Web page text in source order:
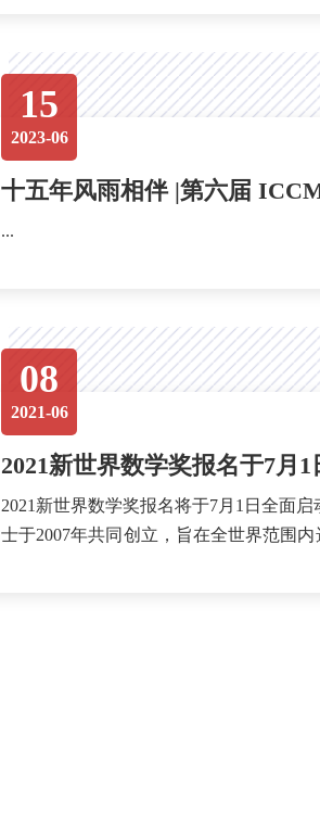
15
2023-06
十五年风雨相伴 |第六届
...
08
2021-06
2021新世界数学奖报名于7月1
2021新世界数学奖报名将于7月1日全面
士于2007年共同创立，旨在全世界范围